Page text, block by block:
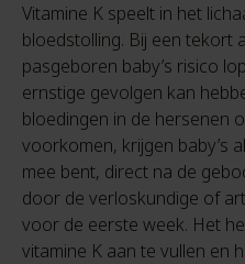
Vitamine K speelt in het
bloedstolling. Bij een tekort
pasgeboren baby’s risico
ernstige gevolgen kan
bloedingen in de hersenen
voorkomen, krijgen baby’s
mee bent, direct na de
door de verloskundige of
voor de eerste week. Het
vitamine K aan te vullen en